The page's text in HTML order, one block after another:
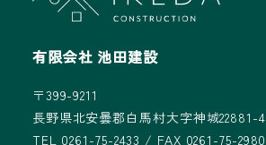
有限会社 池田建設
〒399-9211
長野県北安曇郡白馬村大字神城22881-4
TEL 0261-75-2433 / FAX 0261-75-2980